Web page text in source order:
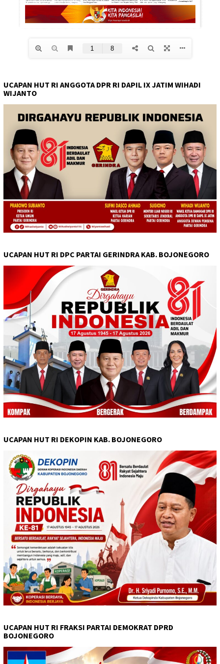
UCAPAN HUT RI ANGGOTA DPR RI DAPIL IX JATIM WIHADI
WIJANTO
UCAPAN HUT RI DPC PARTAI GERINDRA KAB. BOJONEGORO
UCAPAN HUT RI DEKOPIN KAB. BOJONEGORO
UCAPAN HUT RI FRAKSI PARTAI DEMOKRAT DPRD
BOJONEGORO